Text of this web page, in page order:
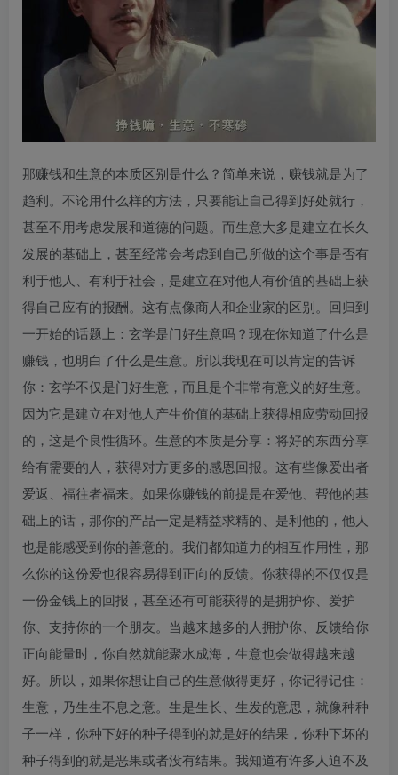
那赚钱和生意的本质区别是什么？简单来说，赚钱就是为了
趋利。不论用什么样的方法，只要能让自己得到好处就行，
甚至不用考虑发展和道德的问题。而生意大多是建立在长久
发展的基础上，甚至经常会考虑到自己所做的这个事是否有
利于他人、有利于社会，是建立在对他人有价值的基础上获
得自己应有的报酬。这有点像商人和企业家的区别。回归到
一开始的话题上：玄学是门好生意吗？现在你知道了什么是
赚钱，也明白了什么是生意。所以我现在可以肯定的告诉
你：玄学不仅是门好生意，而且是个非常有意义的好生意。
因为它是建立在对他人产生价值的基础上获得相应劳动回报
的，这是个良性循环。生意的本质是分享：将好的东西分享
给有需要的人，获得对方更多的感恩回报。这有些像爱出者
爱返、福往者福来。如果你赚钱的前提是在爱他、帮他的基
础上的话，那你的产品一定是精益求精的、是利他的，他人
也是能感受到你的善意的。我们都知道力的相互作用性，那
么你的这份爱也很容易得到正向的反馈。你获得的不仅仅是
一份金钱上的回报，甚至还有可能获得的是拥护你、爱护
你、支持你的一个朋友。当越来越多的人拥护你、反馈给你
正向能量时，你自然就能聚水成海，生意也会做得越来越
好。所以，如果你想让自己的生意做得更好，你记得记住：
生意，乃生生不息之意。生是生长、生发的意思，就像种种
子一样，你种下好的种子得到的就是好的结果，你种下坏的
种子得到的就是恶果或者没有结果。我知道有许多人迫不及